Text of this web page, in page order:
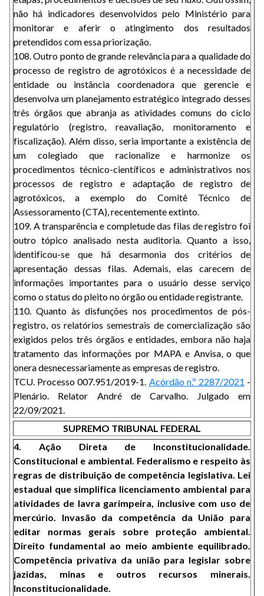
não há indicadores desenvolvidos pelo Ministério para
monitorar e aferir o atingimento dos resultados
pretendidos com essa priorização.
108. Outro ponto de grande relevância para a qualidade do
processo de registro de agrotóxicos é a necessidade de
entidade ou instância coordenadora que gerencie e
desenvolva um planejamento estratégico integrado desses
três órgãos que abranja as atividades comuns do ciclo
regulatório (registro, reavaliação, monitoramento e
fiscalização). Além disso, seria importante a existência de
um colegiado que racionalize e harmonize os
procedimentos técnico-científicos e administrativos nos
processos de registro e adaptação de registro de
agrotóxicos, a exemplo do Comitê Técnico de
Assessoramento (CTA), recentemente extinto.
109. A transparência e completude das filas de registro foi
outro tópico analisado nesta auditoria. Quanto a isso,
identificou-se que há desarmonia dos critérios de
apresentação dessas filas. Ademais, elas carecem de
informações importantes para o usuário desse serviço
como o status do pleito no órgão ou entidade registrante.
110. Quanto às disfunções nos procedimentos de pós-
registro, os relatórios semestrais de comercialização são
exigidos pelos três órgãos e entidades, embora não haja
tratamento das informações por MAPA e Anvisa, o que
onera desnecessariamente as empresas de registro.
TCU. Processo 007.951/2019-1. Acórdão n.º 2287/2021 -
Plenário. Relator André de Carvalho. Julgado em
22/09/2021.
SUPREMO TRIBUNAL FEDERAL
4. Ação Direta de Inconstitucionalidade.
Constitucional e ambiental. Federalismo e respeito às
regras de distribuição de competência legislativa. Lei
estadual que simplifica licenciamento ambiental para
atividades de lavra garimpeira, inclusive com uso de
mercúrio. Invasão da competência da União para
editar normas gerais sobre proteção ambiental.
Direito fundamental ao meio ambiente equilibrado.
Competência privativa da união para legislar sobre
jazidas, minas e outros recursos minerais.
Inconstitucionalidade.